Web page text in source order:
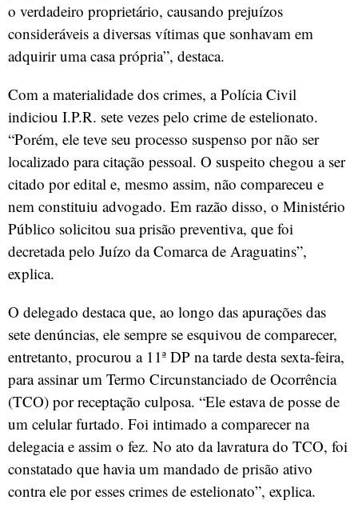
o verdadeiro proprietário, causando prejuízos
consideráveis a diversas vítimas que sonhavam em
adquirir uma casa própria”, destaca.
Com a materialidade dos crimes, a Polícia Civil
indiciou I.P.R. sete vezes pelo crime de estelionato.
“Porém, ele teve seu processo suspenso por não ser
localizado para citação pessoal. O suspeito chegou a ser
citado por edital e, mesmo assim, não compareceu e
nem constituiu advogado. Em razão disso, o Ministério
Público solicitou sua prisão preventiva, que foi
decretada pelo Juízo da Comarca de Araguatins”,
explica.
O delegado destaca que, ao longo das apurações das
sete denúncias, ele sempre se esquivou de comparecer,
entretanto, procurou a 11ª DP na tarde desta sexta-feira,
para assinar um Termo Circunstanciado de Ocorrência
(TCO) por receptação culposa. “Ele estava de posse de
um celular furtado. Foi intimado a comparecer na
delegacia e assim o fez. No ato da lavratura do TCO, foi
constatado que havia um mandado de prisão ativo
contra ele por esses crimes de estelionato”, explica.